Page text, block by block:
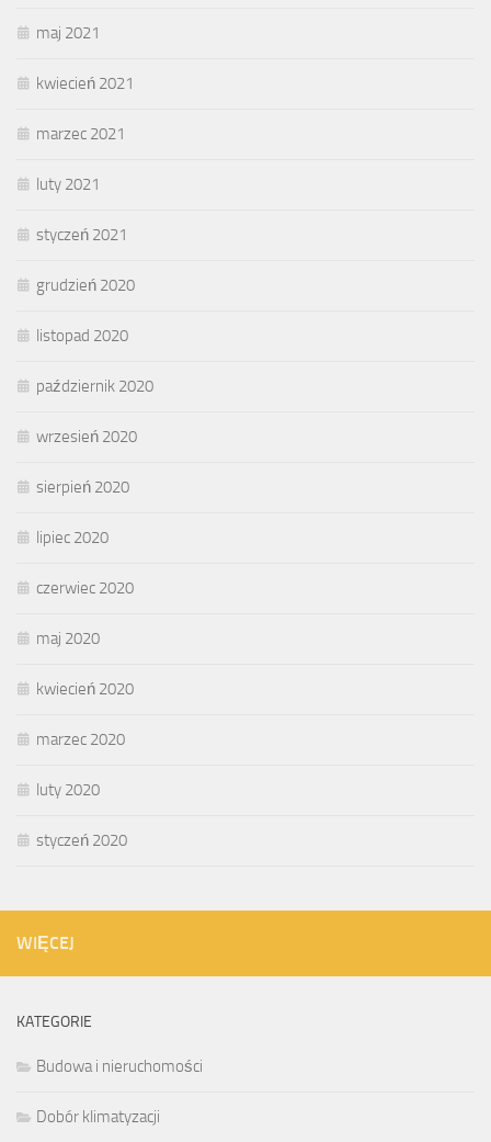
maj 2021
kwiecień 2021
marzec 2021
luty 2021
styczeń 2021
grudzień 2020
listopad 2020
październik 2020
wrzesień 2020
sierpień 2020
lipiec 2020
czerwiec 2020
maj 2020
kwiecień 2020
marzec 2020
luty 2020
styczeń 2020
WIĘCEJ
KATEGORIE
Budowa i nieruchomości
Dobór klimatyzacji